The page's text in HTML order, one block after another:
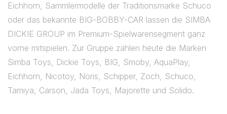
Eichhorn, Sammlermodelle der Traditionsmarke Schuco
oder das bekannte BIG-BOBBY-CAR lassen die SIMBA
DICKIE GROUP im Premium-Spielwarensegment ganz
vorne mitspielen. Zur Gruppe zählen heute die Marken
Simba Toys, Dickie Toys, BIG, Smoby, AquaPlay,
Eichhorn, Nicotoy, Noris, Schipper, Zoch, Schuco,
Tamiya, Carson, Jada Toys, Majorette und Solido.